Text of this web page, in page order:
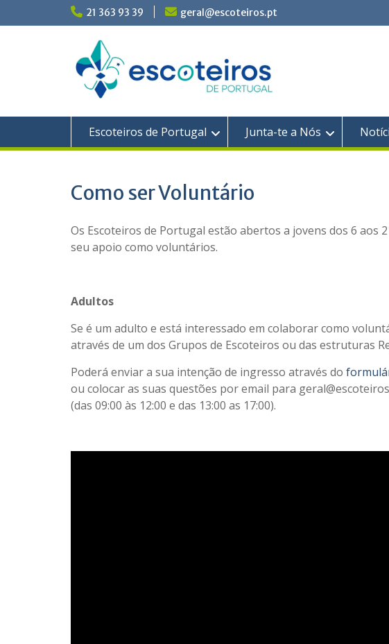
21 363 93 39 geral@escoteiros.pt
Escoteiros de Portugal Junta-te a Nós
Como ser Voluntário
Os Escoteiros de Portugal estão abertos a jovens dos 6 aos
seu apoio como voluntários.
Adultos
Se é um adulto e está interessado em colaborar como
através de um dos Grupos de Escoteiros ou das estruturas
Poderá enviar a sua intenção de ingresso através do
ou colocar as suas questões por email para
(das 09:00 às 12:00 e das 13:00 as 17:00).